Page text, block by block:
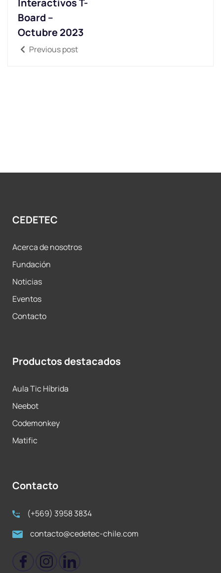
Interactivos T-
Board –
Octubre 2023
Previous post
CEDETEC
Acerca de nosotros
Fundación
Noticias
Eventos
Contacto
Productos destacados
Aula Tic Híbrida
Neebot
Codemonkey
Matific
Contacto
(+569) 3958 3834
contacto@cedetec-chile.com​